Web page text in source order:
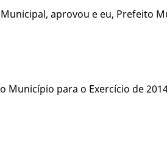
aprovou e eu, Prefeito
Município para o Exercício de